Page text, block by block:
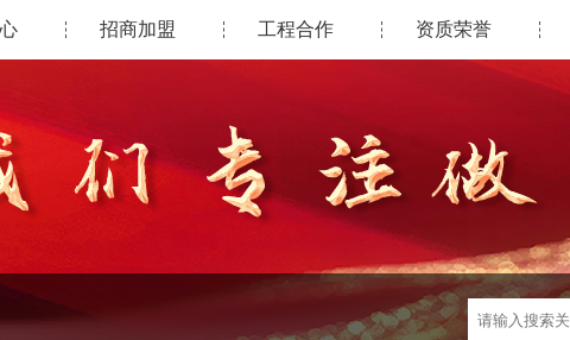
招商加盟 工程合作 资质荣誉